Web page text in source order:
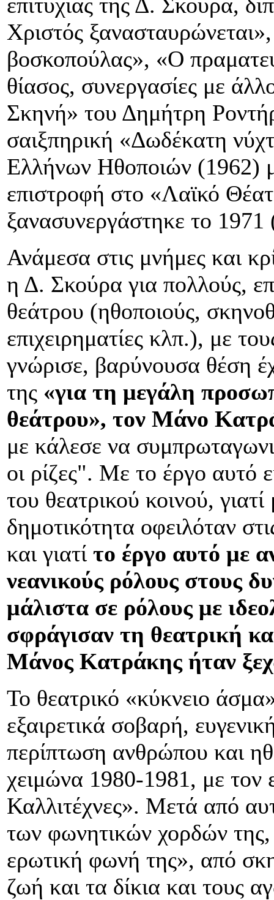
Χριστός
βοσκοπούλας», «Ο
θίασος, συνεργασίες με
Σκηνή» του Δημήτρη
σαιξπηρική «Δωδέκατη
Ελλήνων Ηθοποιών (1962)
επιστροφή στο «Λαϊκό
ξανασυνεργάστηκε το
Ανάμεσα στις μνήμες και
η Δ. Σκούρα για πολλούς,
θεάτρου (ηθοποιούς,
επιχειρηματίες κλπ.), με
γνώρισε, βαρύνουσα θέση
της «για τη μεγάλη
θεάτρου», τον Μάνο
με κάλεσε να
οι ρίζες". Με το έργο αυτό
του θεατρικού κοινού,
δημοτικότητα οφειλόταν
και γιατί το έργο αυτό με
νεανικούς ρόλους στους
μάλιστα σε ρόλους με
σφράγισαν τη θεατρική
Μάνος Κατράκης ήταν
Το θεατρικό «κύκνειο
εξαιρετικά σοβαρή,
περίπτωση ανθρώπου και
χειμώνα 1980-1981, με τον
Καλλιτέχνες». Μετά από
των φωνητικών χορδών
ερωτική φωνή της», από
ζωή και τα δίκια και τους